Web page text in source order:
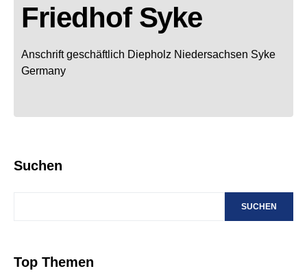
Friedhof Syke
Anschrift geschäftlich Diepholz Niedersachsen Syke
Germany
Suchen
SUCHEN
Top Themen